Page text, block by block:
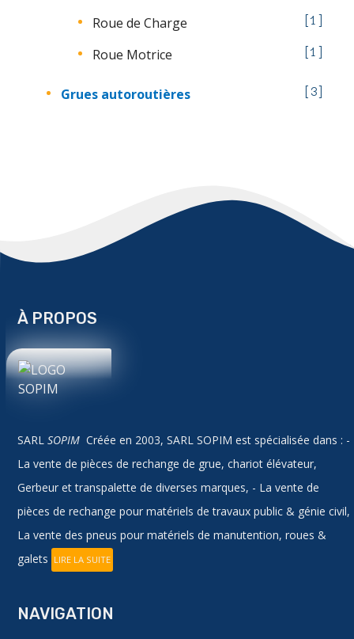
Roue de Charge 1
Roue Motrice 1
Grues autoroutières 3
À PROPOS
SARLSOPIM Créée en 2003, SARL SOPIM est spécialisée dans : -
La vente de pièces de rechange de grue, chariot élévateur,
Gerbeur et transpalette de diverses marques, - La vente de
pièces de rechange pour matériels de travaux public & génie civil,
La vente des pneus pour matériels de manutention, roues &
galets LIRE LA SUITE
NAVIGATION